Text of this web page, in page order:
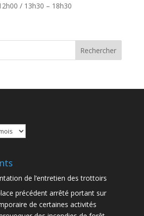
/ 13h30 – 18h30
de l’entretien des trottoirs
précédent arrêté portant sur
de certaines activités